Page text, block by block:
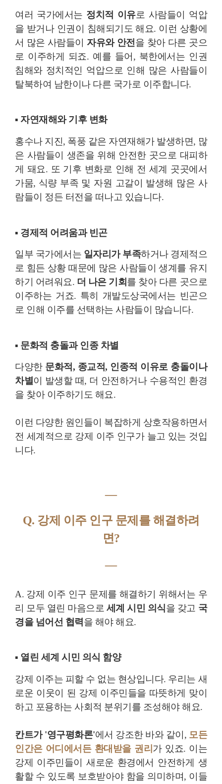
여러 국가에서는 정치적 이유로 사람들이 억압
을 받거나 인권이 침해되기도 해요. 이런 상황에
서 많은 사람들이 자유와 안전을 찾아 다른 곳으
로 이주하게 되죠. 예를 들어, 북한에서는 인권
침해와 정치적인 억압으로 인해 많은 사람들이
탈북하여 남한이나 다른 국가로 이주합니다.
▪ 자연재해와 기후 변화
홍수나 지진, 폭풍 같은 자연재해가 발생하면, 많
은 사람들이 생존을 위해 안전한 곳으로 대피하
게 돼요. 또 기후 변화로 인해 전 세계 곳곳에서
가뭄, 식량 부족 및 자원 고갈이 발생해 많은 사
람들이 정든 터전을 떠나고 있습니다.
▪ 경제적 어려움과 빈곤
일부 국가에서는 일자리가 부족하거나 경제적으
로 힘든 상황 때문에 많은 사람들이 생계를 유지
하기 어려워요. 더 나은 기회를 찾아 다른 곳으로
이주하는 거죠. 특히 개발도상국에서는 빈곤으
로 인해 이주를 선택하는 사람들이 많습니다.
▪ 문화적 충돌과 인종 차별
다양한 문화적, 종교적, 인종적 이유로 충돌이나
차별이 발생할 때, 더 안전하거나 수용적인 환경
을 찾아 이주하기도 해요.
이런 다양한 원인들이 복잡하게 상호작용하면서
전 세계적으로 강제 이주 인구가 늘고 있는 것입
니다.
―
Q. 강제 이주 인구 문제를 해결하려
면?
―
A. 강제 이주 인구 문제를 해결하기 위해서는 우
리 모두 열린 마음으로 세계 시민 의식을 갖고 국
경을 넘어선 협력 을 해야 해요.
▪ 열린 세계 시민 의식 함양
강제 이주는 피할 수 없는 현상입니다. 우리는 새
로운 이웃이 된 강제 이주민들을 따뜻하게 맞이
하고 포용하는 사회적 분위기를 조성해야 해요.
칸트가 '영구평화론'에서 강조한 바와 같이, 모든
인간은 어디에서든 환대받을 권리 가 있죠. 이는
강제 이주민들이 새로운 환경에서 안전하게 생
활할 수 있도록 보호받아야 함을 의미하며, 이들